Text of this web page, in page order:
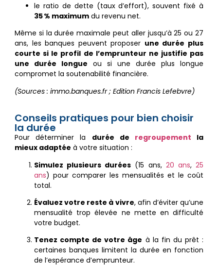
le ratio de dette (taux d’effort), souvent fixé à
35 % maximum du revenu net.
Même si la durée maximale peut aller jusqu’à 25 ou 27
ans, les banques peuvent proposer une durée plus
courte si le profil de l’emprunteur ne justifie pas
une durée longue ou si une durée plus longue
compromet la soutenabilité financière.
(Sources : immo.banques.fr ; Edition Francis Lefebvre)
Conseils pratiques pour bien choisir
la durée
Pour déterminer la durée de regroupement la
mieux adaptée à votre situation :
Simulez plusieurs durées (15 ans, 20 ans,25
ans) pour comparer les mensualités et le coût
total.
Évaluez votre reste à vivre, afin d’éviter qu’une
mensualité trop élevée ne mette en difficulté
votre budget.
Tenez compte de votre âge à la fin du prêt :
certaines banques limitent la durée en fonction
de l’espérance d’emprunteur.